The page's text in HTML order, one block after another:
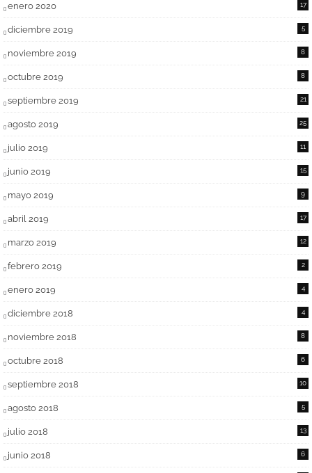
enero 2020 17
diciembre 2019 5
noviembre 2019 8
octubre 2019 8
septiembre 2019 21
agosto 2019 25
julio 2019 11
junio 2019 15
mayo 2019 9
abril 2019 17
marzo 2019 12
febrero 2019 2
enero 2019 4
diciembre 2018 4
noviembre 2018 8
octubre 2018 6
septiembre 2018 10
agosto 2018 5
julio 2018 13
junio 2018 6